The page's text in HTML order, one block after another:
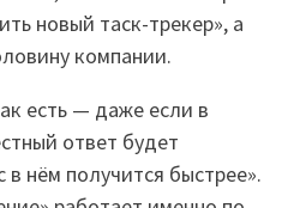
новый таск-трекер», а
компании.
есть — даже если в
ответ будет
в нём получится быстрее».